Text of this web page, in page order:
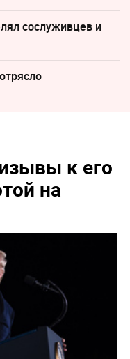
сослуживцев и
к его
на